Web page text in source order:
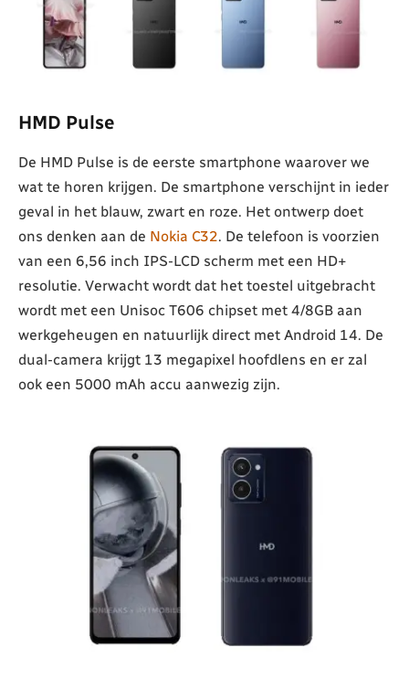
HMD Pulse
De HMD Pulse is de eerste smartphone waarover we
wat te horen krijgen. De smartphone verschijnt in ieder
geval in het blauw, zwart en roze. Het ontwerp doet
ons denken aan de Nokia C32. De telefoon is voorzien
van een 6,56 inch IPS-LCD scherm met een HD+
resolutie. Verwacht wordt dat het toestel uitgebracht
wordt met een Unisoc T606 chipset met 4/8GB aan
werkgeheugen en natuurlijk direct met Android 14. De
dual-camera krijgt 13 megapixel hoofdlens en er zal
ook een 5000 mAh accu aanwezig zijn.